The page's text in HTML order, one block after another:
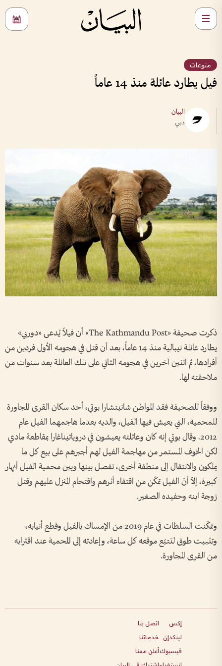
منوعات
فيل يطارد عائلة منذ 14 عاماً
البيان
دبي
ذكرت صحيفة «The Kathmandu Post» أن فيلاً يُدعى «دوربي»
يطارد عائلة نيبالية منذ 14 عاماً، بعد أن قتل في هجومه الأول فردين من
أفرادها، ثم اثنين آخرين في هجومه الثاني على تلك العائلة بعد سنوات من
ملاحقته لها.
ووفقاً للصحيفة فقد المواطن شانيتشارا بوتي، أحد سكان القرى المجاورة
للمحمية، التي يعيش فيها الفيل، والديه بعدما هاجمهما الفيل عام
2012. وقال بوتي إنه كان وعائلته يعيشون في دروباتيناغارا بمقاطعة مادي
لكن الخوف المستمر من مهاجمة الفيل لهم أجبرهم على بيع كل ما
يملكون والانتقال إلى منطقة أخرى، تفصل بينها وبين محمية الفيل أنهار
كبيرة، إلاّ أنّ الفيل تمكّن من اقتفاء أثرهم واقتحام المنزل عليهم وقتل
زوجة ابنه وحفيده الصغير.
وتمكّنت السلطات في عام 2019 من الإمساك بالفيل وقطع أنيابه،
وتثبيت طوق لتتبّع موقعه كل ساعة، وإعادته إلى المحمية عند اقترابه
من القرى المجاورة.
إكس
لينكدإن
فيسبوك
اتصل بنا
خدماتنا
أعلن معنا